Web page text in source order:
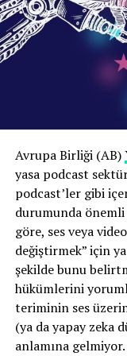
deneyimler ve
yansıtılması
podcast
deneyimine
modellerini ve
geniş bir
yalnızca
değil, üretimden
girişimciliğe kadar
üzerinden
oldu.
Podcast
modeli
Araştırmanın
podcast
oynatıcı
Dinleyiciler
Bunun sadece
da savunulabilir;
atlıyorlar.
Ancak, dinleyiciler
atlayabiliyor ve
ancak podcast
yerine gerçek
Avrupa Birliği (AB)
yasa podcast
podcast’ler gibi
durumunda önemli
göre, ses veya
değiştirmek” için
şekilde bunu
hükümlerini
teriminin ses
(ya da yapay zeka
anlamına